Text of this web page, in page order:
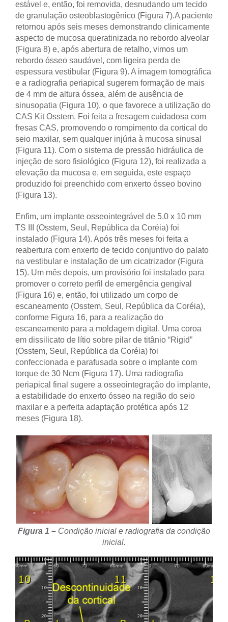
estável e, então, foi removida, desnudando um tecido
de granulação osteoblastogênico (Figura 7).A paciente
retornou após seis meses demonstrando clinicamente
aspecto de mucosa queratinizada no rebordo alveolar
(Figura 8) e, após abertura de retalho, vimos um
rebordo ósseo saudável, com ligeira perda de
espessura vestibular (Figura 9). A imagem tomográfica
e a radiografia periapical sugerem formação de mais
de 4 mm de altura óssea, além de ausência de
sinusopatia (Figura 10), o que favorece a utilização do
CAS Kit Osstem. Foi feita a fresagem cuidadosa com
fresas CAS, promovendo o rompimento da cortical do
seio maxilar, sem qualquer injúria à mucosa sinusal
(Figura 11). Com o sistema de pressão hidráulica de
injeção de soro fisiológico (Figura 12), foi realizada a
elevação da mucosa e, em seguida, este espaço
produzido foi preenchido com enxerto ósseo bovino
(Figura 13).
Enfim, um implante osseointegrável de 5.0 x 10 mm
TS III (Osstem, Seul, República da Coréia) foi
instalado (Figura 14). Após três meses foi feita a
reabertura com enxerto de tecido conjuntivo do palato
na vestibular e instalação de um cicatrizador (Figura
15). Um mês depois, um provisório foi instalado para
promover o correto perfil de emergência gengival
(Figura 16) e, então, foi utilizado um corpo de
escaneamento (Osstem, Seul, República da Coréia),
conforme Figura 16, para a realização do
escaneamento para a moldagem digital. Uma coroa
em dissilicato de lítio sobre pilar de titânio “Rigid”
(Osstem, Seul, República da Coréia) foi
confeccionada e parafusada sobre o implante com
torque de 30 Ncm (Figura 17). Uma radiografia
periapical final sugere a osseointegração do implante,
a estabilidade do enxerto ósseo na região do seio
maxilar e a perfeita adaptação protética após 12
meses (Figura 18).
Figura 1 – Condição inicial e radiografia da condição
inicial.